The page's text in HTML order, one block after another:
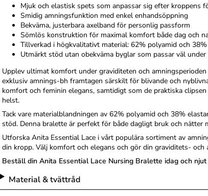
Mjuk och elastisk spets som anpassar sig efter kroppens
Smidig amningsfunktion med enkel enhandsöppning
Bekväma, justerbara axelband för personlig passform
Sömlös konstruktion för maximal komfort både dag och
Tillverkad i högkvalitativt material: 62% polyamid och
Utmärkt stöd utan obekväma byglar som passar väl
Upplev ultimat komfort under graviditeten och
exklusiv amnings-bh framtagen särskilt för blivande och
komfort och feminin elegans, samtidigt som de praktiska
helst.
Tack vare materialblandningen av 62% polyamid och 38%
stöd. Denna bralette är perfekt för både dagligt bruk och
Utforska Anita Essential Lace i vårt populära sortiment av
din kropp. Välj komfort och elegans och gör din graviditets-
Beställ din Anita Essential Lace Nursing Bralette idag och
Material & tvättråd